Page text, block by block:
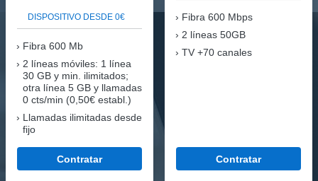
DISPOSITIVO DESDE 0€
Fibra 600 Mb
2 líneas móviles: 1 línea
30 GB y min. ilimitados;
otra línea 5 GB y llamadas
0 cts/min (0,50€ establ.)
Llamadas ilimitadas desde
fijo
Contratar
Fibra 600 Mbps
2 líneas 50GB
TV +70 canales
Contratar